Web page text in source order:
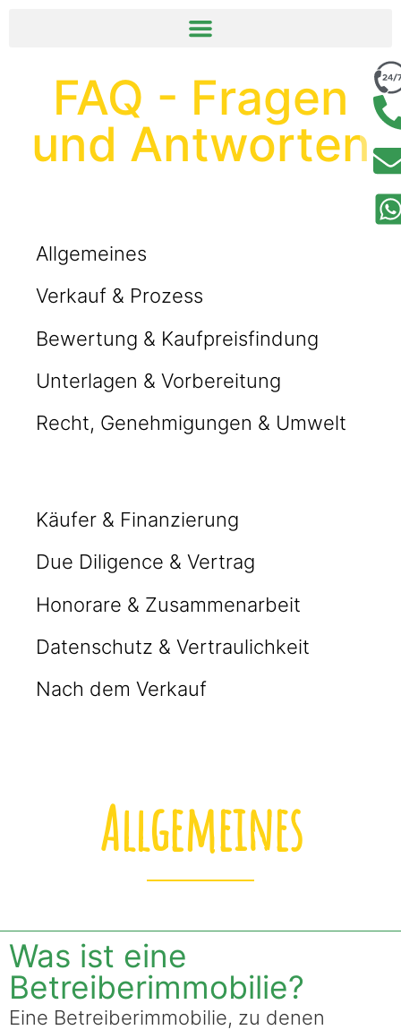
FAQ - Fragen
und Antworten
Allgemeines
Verkauf & Prozess
Bewertung & Kaufpreisfindung
Unterlagen & Vorbereitung
Recht, Genehmigungen & Umwelt
Käufer & Finanzierung
Due Diligence & Vertrag
Honorare & Zusammenarbeit
Datenschutz & Vertraulichkeit
Nach dem Verkauf
Allgemeines
Was ist eine
Betreiberimmobilie?
Eine Betreiberimmobilie, zu denen